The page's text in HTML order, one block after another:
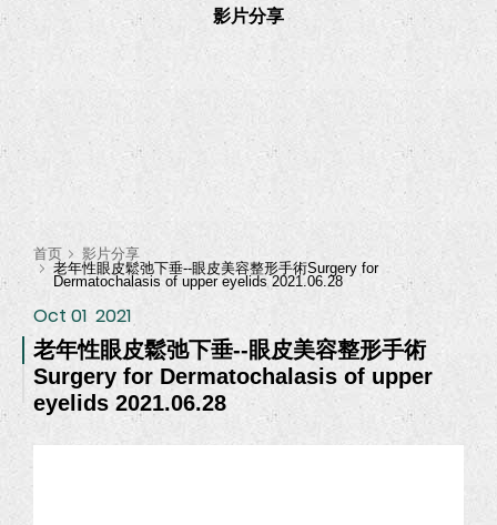
影片分享
首页
影片分享
老年性眼皮鬆弛下垂--眼皮美容整形手術Surgery for
Dermatochalasis of upper eyelids 2021.06.28
Oct 01 2021
老年性眼皮鬆弛下垂--眼皮美容整形手術
Surgery for Dermatochalasis of upper
eyelids 2021.06.28